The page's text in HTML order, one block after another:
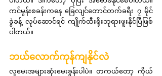
ကင်မွန်းစခန်းကနေ ခြေလျင်တောင်တက်ခရီး ၇ မိုင်
ခွဲခန့် လုပ်ဆောင်ရင် ကျိုက်ထီးရိုးဘုရားဖူးနိုင်ပြီဖြစ်
ပါတယ်။
ဘယ်လောက်ကုန်ကျနိုင်လဲ
လူမေးအများဆုံးမေးခွန်းပါပဲ။ တကယ်တော့ ကိုယ်